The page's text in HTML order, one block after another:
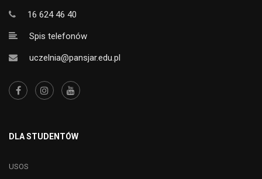
16 624 46 40
Spis telefonów
uczelnia@pansjar.edu.pl
DLA STUDENTÓW
USOS